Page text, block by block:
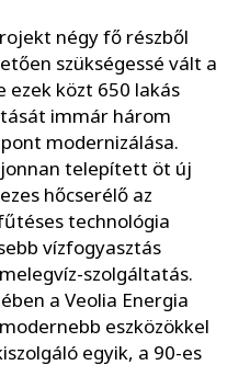
négy fő részből
szükségessé vált a
közt 650 lakás
immár három
modernizálása.
telepített öt új
hőcserélő az
technológia
vízfogyasztás
szolgáltatás.
a Veolia Energia
eszközökkel
egyik, a 90-es